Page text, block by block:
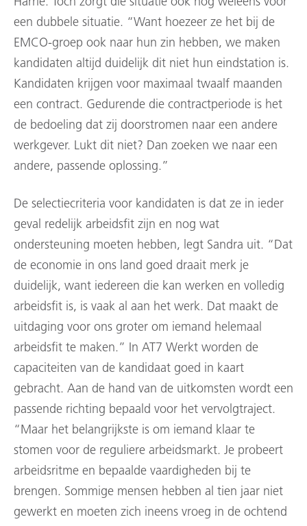
een dubbele situatie. “Want hoezeer ze het bij de
EMCO-groep ook naar hun zin hebben, we maken
kandidaten altijd duidelijk dit niet hun eindstation is.
Kandidaten krijgen voor maximaal twaalf maanden
een contract. Gedurende die contractperiode is het
de bedoeling dat zij doorstromen naar een andere
werkgever. Lukt dit niet? Dan zoeken we naar een
andere, passende oplossing.”
De selectiecriteria voor kandidaten is dat ze in ieder
geval redelijk arbeidsfit zijn en nog wat
ondersteuning moeten hebben, legt Sandra uit. “Dat
de economie in ons land goed draait merk je
duidelijk, want iedereen die kan werken en volledig
arbeidsfit is, is vaak al aan het werk. Dat maakt de
uitdaging voor ons groter om iemand helemaal
arbeidsfit te maken.” In AT7 Werkt worden de
capaciteiten van de kandidaat goed in kaart
gebracht. Aan de hand van de uitkomsten wordt een
passende richting bepaald voor het vervolgtraject.
“Maar het belangrijkste is om iemand klaar te
stomen voor de reguliere arbeidsmarkt. Je probeert
arbeidsritme en bepaalde vaardigheden bij te
brengen. Sommige mensen hebben al tien jaar niet
gewerkt en moeten zich ineens vroeg in de ochtend